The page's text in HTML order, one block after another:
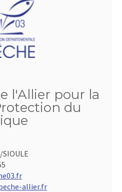
l'Allier pour la
du
allier.fr